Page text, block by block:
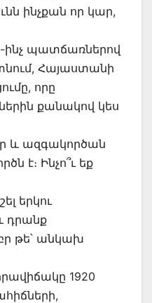
ինչքան որ կար,
ինչ պատճառներով
Հայաստանի
որը
քանակով կես
և ազգակործան
է։ Ինչո՞ւ եք
երկու
թե՝ անկախ
1920